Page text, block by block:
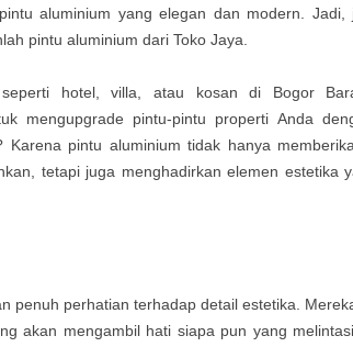
aluminium yang elegan dan modern. Jadi,
pintu aluminium dari Toko Jaya.
hotel, villa, atau kosan di Bogor
mengupgrade pintu-pintu properti Anda
Karena pintu aluminium tidak hanya
tetapi juga menghadirkan elemen estetika
penuh perhatian terhadap detail estetika.
akan mengambil hati siapa pun yang